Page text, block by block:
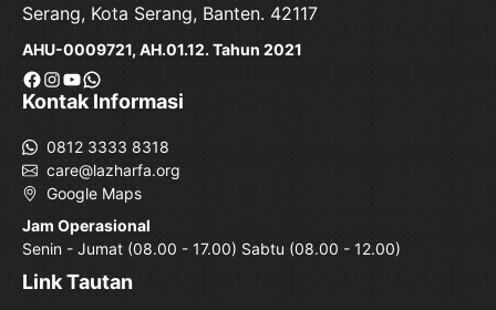
Serang, Kota Serang, Banten. 42117
AHU-0009721, AH.01.12. Tahun 2021
Facebook
Instagram
YouTube
WhatsApp
Kontak Informasi
0812 3333 8318
care@lazharfa.org
Google Maps
Jam Operasional
Senin - Jumat (08.00 - 17.00) Sabtu (08.00 - 12.00)
Link Tautan